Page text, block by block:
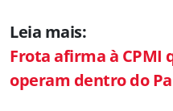
Leia mais:
Frota afirma à CPMI
operam dentro do